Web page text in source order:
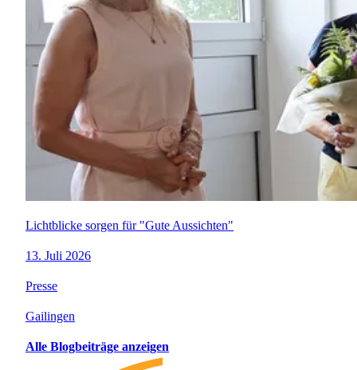
Lichtblicke sorgen für "Gute Aussichten"
13. Juli 2026
Presse
Gailingen
Alle Blogbeiträge anzeigen